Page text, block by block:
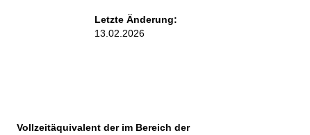
Letzte Änderung:
13.02.2026
Vollzeitäquivalent der im Bereich der